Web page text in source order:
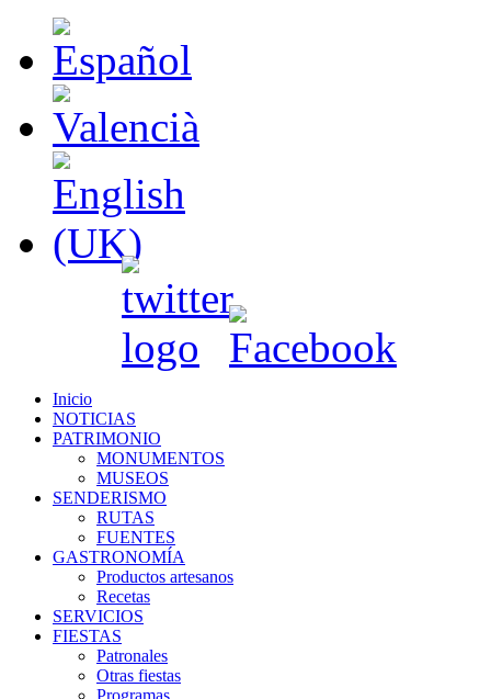
Inicio
NOTICIAS
PATRIMONIO
MONUMENTOS
MUSEOS
SENDERISMO
RUTAS
FUENTES
GASTRONOMÍA
Productos artesanos
Recetas
SERVICIOS
FIESTAS
Patronales
Otras fiestas
Programas